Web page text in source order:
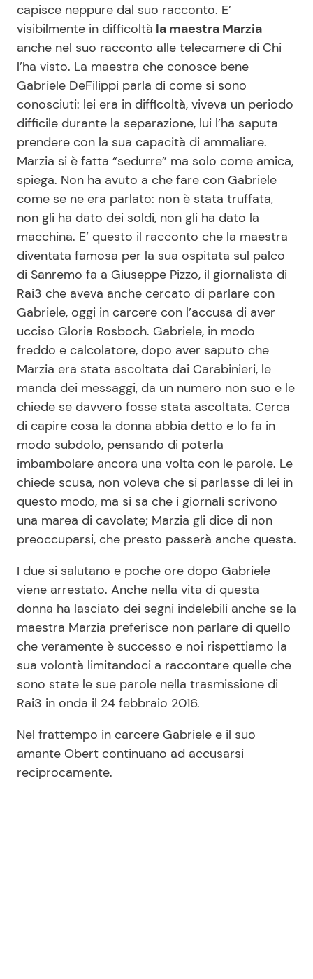
Festività Ricette per Bambini
Seguici
Info
Chi siamo
Disclaimer e Privacy
Contattaci
Pubblicità
Privacy Policy
capisce neppure dal suo racconto. E’
visibilmente in difficoltà la maestra Marzia
anche nel suo racconto alle telecamere di Chi
l’ha visto. La maestra che conosce bene
Gabriele DeFilippi parla di come si sono
conosciuti: lei era in difficoltà, viveva un periodo
difficile durante la separazione, lui l’ha saputa
prendere con la sua capacità di ammaliare.
Marzia si è fatta “sedurre” ma solo come amica,
spiega. Non ha avuto a che fare con Gabriele
come se ne era parlato: non è stata truffata,
non gli ha dato dei soldi, non gli ha dato la
macchina. E’ questo il racconto che la maestra
diventata famosa per la sua ospitata sul palco
di Sanremo fa a Giuseppe Pizzo, il giornalista di
Rai3 che aveva anche cercato di parlare con
Gabriele, oggi in carcere con l’accusa di aver
ucciso Gloria Rosboch. Gabriele, in modo
freddo e calcolatore, dopo aver saputo che
Marzia era stata ascoltata dai Carabinieri, le
manda dei messaggi, da un numero non suo e le
chiede se davvero fosse stata ascoltata. Cerca
di capire cosa la donna abbia detto e lo fa in
modo subdolo, pensando di poterla
imbambolare ancora una volta con le parole. Le
chiede scusa, non voleva che si parlasse di lei in
questo modo, ma si sa che i giornali scrivono
una marea di cavolate; Marzia gli dice di non
preoccuparsi, che presto passerà anche questa.
I due si salutano e poche ore dopo Gabriele
viene arrestato. Anche nella vita di questa
donna ha lasciato dei segni indelebili anche se la
maestra Marzia preferisce non parlare di quello
che veramente è successo e noi rispettiamo la
sua volontà limitandoci a raccontare quelle che
sono state le sue parole nella trasmissione di
Rai3 in onda il 24 febbraio 2016.
Nel frattempo in carcere Gabriele e il suo
amante Obert continuano ad accusarsi
reciprocamente.